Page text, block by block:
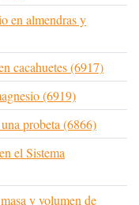
en almendras y
cacahuetes (6917)
(6919)
probeta (6866)
el Sistema
y volumen de